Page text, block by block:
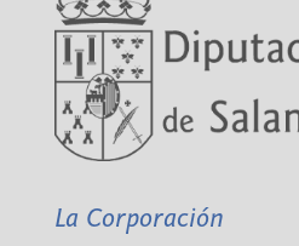
La Corporación